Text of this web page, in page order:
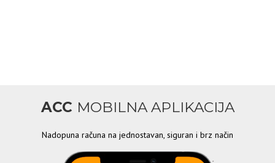
ACC MOBILNA APLIKACIJA
Nadopuna računa na jednostavan, siguran i brz način